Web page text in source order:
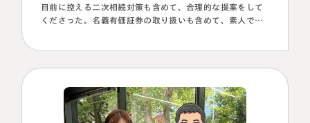
目前に控える二次相続対策も含めて、合理的な提案をして
くださった。名義有価証券の取り扱いも含めて、素人では